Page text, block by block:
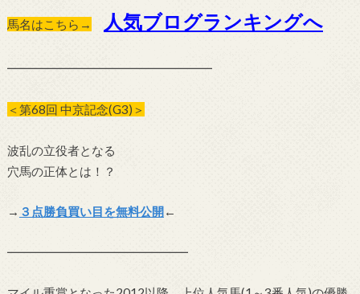
馬名はこちら→ 人気ブログランキングへ
━━━━━━━━━━━━━━━━━
＜第68回 中京記念(G3)＞
波乱の立役者となる
穴馬の正体とは！？
→ ３点勝負買い目を無料公開←
━━━━━━━━━━━━━━━